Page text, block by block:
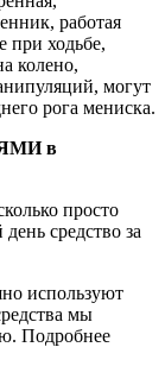
работая
при ходьбе,
колено,
могут
рога мениска.
в
просто
средство за
используют
мы
Подробнее